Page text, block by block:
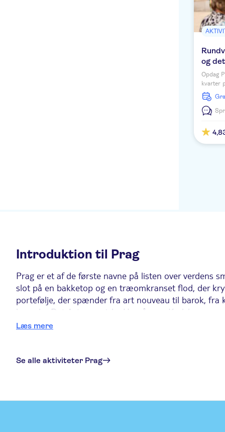
og
Opdag
kvarter
mere
Introduktion til Prag
Prag er et af de første navne på listen over verdens
slot på en bakketop og en træomkranset flod, der
portefølje, der spænder fra art nouveau til barok, fra
beundre Det Astronomiske Ur, gå over Karlsbroen
verdensklasse, så en rundvisning på et bryggeri er et
Læs mere
Se alle aktiviteter Prag